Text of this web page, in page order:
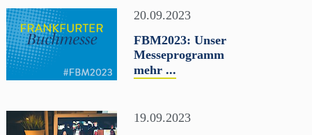
20.09.2023
FBM2023: Unser
Messeprogramm
mehr ...
19.09.2023